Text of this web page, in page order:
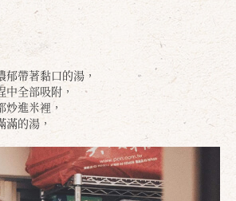
帶著黏口的湯，
全部吸附，
進米裡，
的湯，